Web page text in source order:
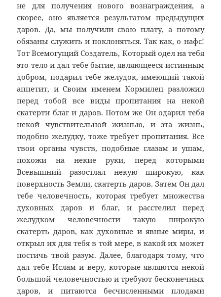
не для получения нового вознаграждения, а
скорее, оно является результатом предыдущих
даров. Да, мы получили свою плату, а потому
обязаны служить и поклоняться. Так как, о нафс!
Тот Всемогущий Создатель, Который одел на тебя
это тело и дал тебе бытие, являющееся истинным
добром, подарил тебе желудок, имеющий такой
аппетит, и Своим именем Кормилец разложил
перед тобой все виды пропитания на некой
скатерти благ и даров. Потом же Он одарил тебя
некой чувствительной жизнью, и эта жизнь,
подобно желудку, тоже требует пропитания. Все
твои органы чувств, подобные глазам и ушам,
похожи на некие руки, перед которыми
Всевышний разостлал некую широкую, как
поверхность Земли, скатерть даров. Затем Он дал
тебе человечность, которая требует множества
духовных даров и благ, и расстелил перед
желудком человечности такую широкую
скатерть даров, как духовные и явные миры, и
открыл их для тебя в той мере, в какой их может
постичь твой разум. Далее, благодаря тому, что
дал тебе Ислам и веру, которые являются некой
большой человечностью и требуют бесконечных
даров, и питаются бесчисленными плодами